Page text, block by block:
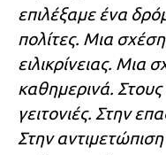
επιλέξαμε ένα
πολίτες. Μια
ειλικρίνειας. Μια
καθημερινά. Στους
γειτονιές. Στην
Στην